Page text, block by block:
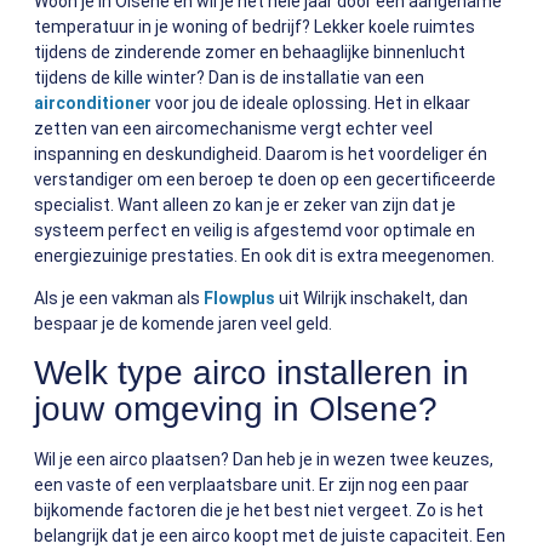
temperatuur in je woning of bedrijf? Lekker koele ruimtes
tijdens de zinderende zomer en behaaglijke binnenlucht
tijdens de kille winter? Dan is de installatie van een
airconditioner voor jou de ideale oplossing. Het in elkaar
zetten van een aircomechanisme vergt echter veel
inspanning en deskundigheid. Daarom is het voordeliger én
verstandiger om een beroep te doen op een gecertificeerde
specialist. Want alleen zo kan je er zeker van zijn dat je
systeem perfect en veilig is afgestemd voor optimale en
energiezuinige prestaties. En ook dit is extra meegenomen.
Als je een vakman als Flowplus uit Wilrijk inschakelt, dan
bespaar je de komende jaren veel geld.
Welk type airco installeren in
jouw omgeving in Olsene?
Wil je een airco plaatsen? Dan heb je in wezen twee keuzes,
een vaste of een verplaatsbare unit. Er zijn nog een paar
bijkomende factoren die je het best niet vergeet. Zo is het
belangrijk dat je een airco koopt met de juiste capaciteit. Een